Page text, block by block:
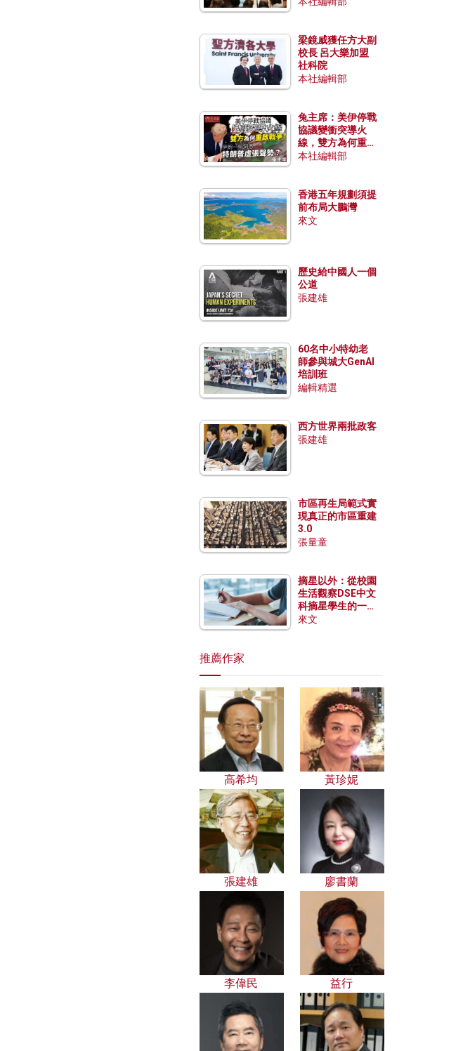
梁鏡威獲任方大副
校長 呂大樂加盟
社科院
本社編輯部
兔主席：美伊停戰
協議變衝突導火
線，雙方為何重啟
戰爭？伊朗一早洞
本社編輯部
香港五年規劃須提
前布局大鵬灣
來文
歷史給中國人一個
公道
張建雄
60名中小特幼老
師參與城大GenAI
培訓班
編輯精選
西方世界兩批政客
張建雄
市區再生局範式實
現真正的市區重建
3.0
張量童
摘星以外：從校園
生活觀察DSE中文
科摘星學生的一點
特質
來文
推薦作家
高希均 黃珍妮
張建雄 廖書蘭
李偉民 益行